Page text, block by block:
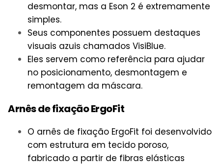
desmontar, mas a Eson 2 é extremamente
simples.
Seus componentes possuem destaques
visuais azuis chamados VisiBlue.
Eles servem como referência para ajudar
no posicionamento, desmontagem e
remontagem da máscara.
Arnês de fixação ErgoFit
O arnês de fixação ErgoFit foi desenvolvido
com estrutura em tecido poroso,
fabricado a partir de fibras elásticas